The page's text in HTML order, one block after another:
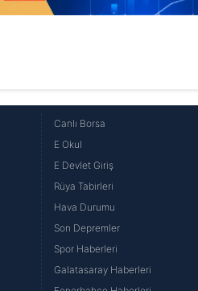
tercihlerinizi aşağıda yer alan
Canlı Borsa
E Okul
E Devlet Giriş
Rüya Tabirleri
Hava Durumu
Son Depremler
Spor Haberleri
Galatasaray Haberleri